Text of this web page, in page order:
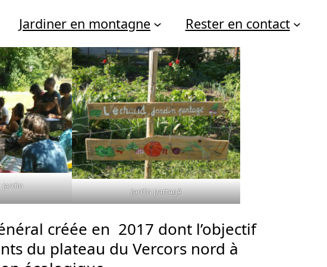
Jardiner en montagne Rester en contact
jardin
Jardin partagé
créée en 2017 dont l’objectif
du plateau du Vercors nord à